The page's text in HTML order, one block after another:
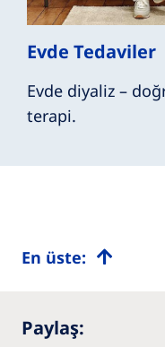
Evde Tedaviler
Evde diyaliz –
terapi.
En üste:
Paylaş: